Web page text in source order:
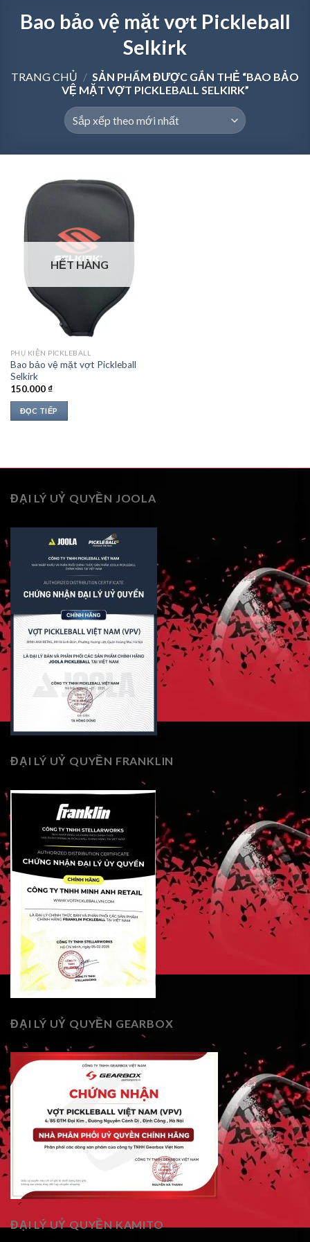
Bao bảo vệ mặt vợt Pickleball
Selkirk
TRANG CHỦ / SẢN PHẨM ĐƯỢC GẮN THẺ “BAO BẢO
VỆ MẶT VỢT PICKLEBALL SELKIRK”
HẾT HÀNG
PHỤ KIỆN PICKLEBALL
Bao bảo vệ mặt vợt Pickleball
Selkirk
150.000₫
ĐỌC TIẾP
ĐẠI LÝ UỶ QUYỀN JOOLA
ĐẠI LÝ UỶ QUYỀN FRANKLIN
ĐẠI LÝ UỶ QUYỀN GEARBOX
ĐẠI LÝ UỶ QUYỀN KAMITO